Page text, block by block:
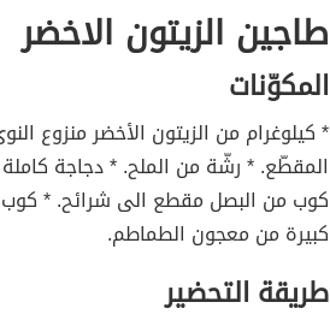
طاجين الزيتون الاخضر
المكوّنات
* كيلوغرام من الزيتون الأخضر منزوع
المقطّع. * رشّة من الملح. * دجاجة
كوب من البصل مقطع الى شرائح. *
كبيرة من معجون الطماطم.
طريقة التحضير